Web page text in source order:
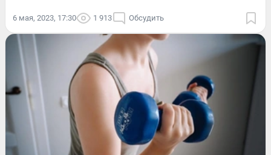
6 мая, 2023, 17:30 1 913 Обсудить